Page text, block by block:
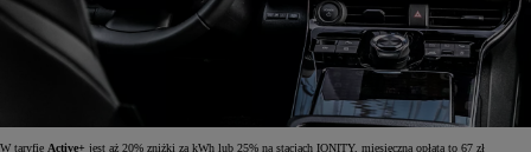
W taryfie Active+ jest aż 20% zniżki za kWh lub 25% na stacjach IONITY, miesięczna opłata to 67 zł